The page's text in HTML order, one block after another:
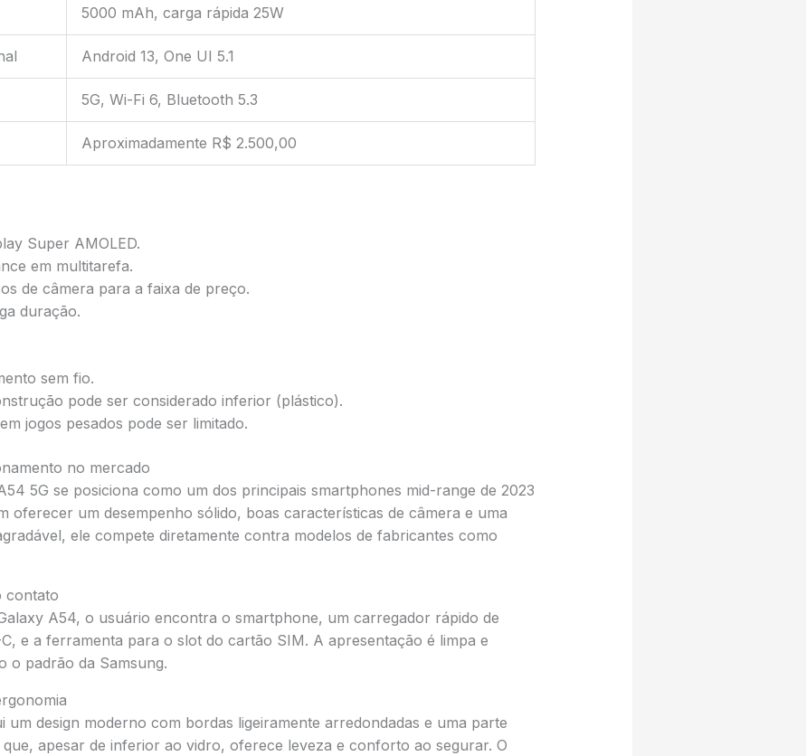
5000 mAh, carga rápida 25W
Android 13, One UI 5.1
5G, Wi-Fi 6, Bluetooth 5.3
Aproximadamente R$ 2.500,00
Super AMOLED.
em multitarefa.
de câmera para a faixa de preço.
duração.
sem fio.
pode ser considerado inferior (plástico).
jogos pesados pode ser limitado.
no mercado
5G se posiciona como um dos principais smartphones mid-range de 2023
oferecer um desempenho sólido, boas características de câmera e uma
ele compete diretamente contra modelos de fabricantes como
contato
A54, o usuário encontra o smartphone, um carregador rápido de
e a ferramenta para o slot do cartão SIM. A apresentação é limpa e
o padrão da Samsung.
um design moderno com bordas ligeiramente arredondadas e uma parte
apesar de inferior ao vidro, oferece leveza e conforto ao segurar. O